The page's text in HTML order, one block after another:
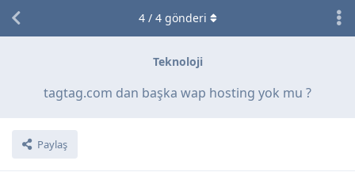
Teknoloji
tagtag.com dan başka wap hosting yok mu ?
Paylaş
4/ 4gönderi